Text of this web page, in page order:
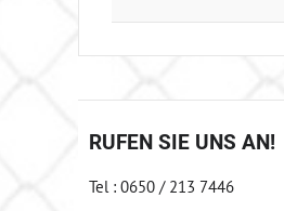
RUFEN SIE UNS AN!
Tel : 0650 / 213 7446